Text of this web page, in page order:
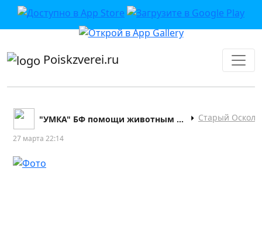
приложении или в VK">
Poiskzverei.ru
"УМКА" БФ помощи животным | Старый Оскол Старый Оскол
27 марта 22:14